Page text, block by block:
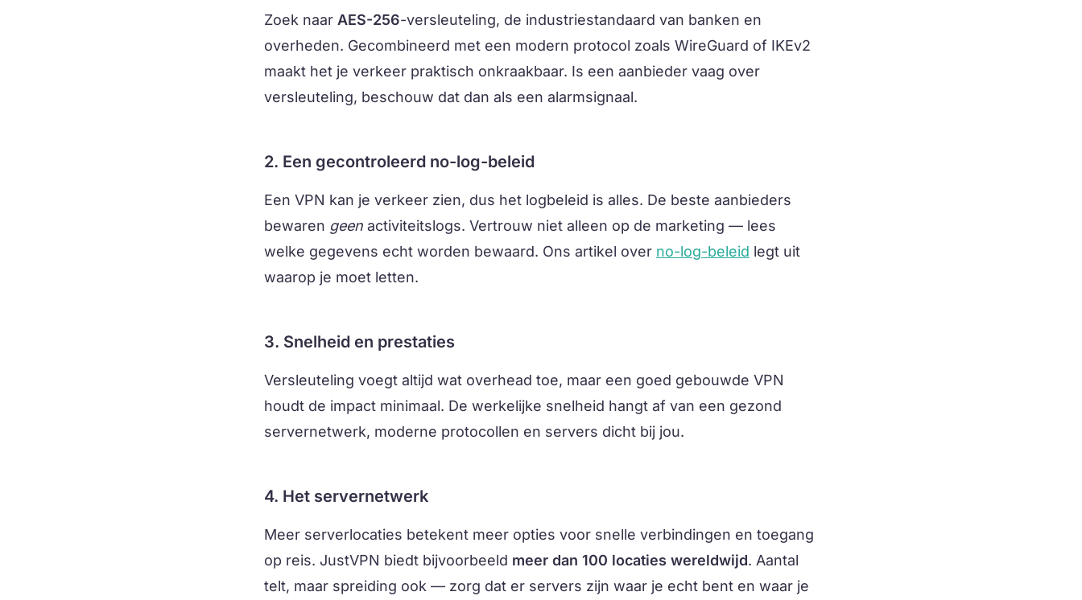
Zoek naar AES-256-versleuteling, de industriestandaard van banken en
overheden. Gecombineerd met een modern protocol zoals WireGuard of IKEv2
maakt het je verkeer praktisch onkraakbaar. Is een aanbieder vaag over
versleuteling, beschouw dat dan als een alarmsignaal.
2. Een gecontroleerd no-log-beleid
Een VPN kan je verkeer zien, dus het logbeleid is alles. De beste aanbieders
bewaren geen activiteitslogs. Vertrouw niet alleen op de marketing — lees
welke gegevens echt worden bewaard. Ons artikel over no-log-beleid legt uit
waarop je moet letten.
3. Snelheid en prestaties
Versleuteling voegt altijd wat overhead toe, maar een goed gebouwde VPN
houdt de impact minimaal. De werkelijke snelheid hangt af van een gezond
servernetwerk, moderne protocollen en servers dicht bij jou.
4. Het servernetwerk
Meer serverlocaties betekent meer opties voor snelle verbindingen en toegang
op reis. JustVPN biedt bijvoorbeeld meer dan 100 locaties wereldwijd. Aantal
telt, maar spreiding ook — zorg dat er servers zijn waar je echt bent en waar je